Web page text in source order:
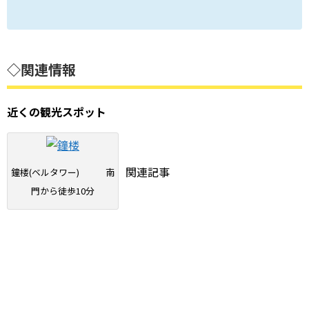
◇関連情報
近くの観光スポット
鐘楼(ベルタワー) 南
門から徒歩10分
関連記事